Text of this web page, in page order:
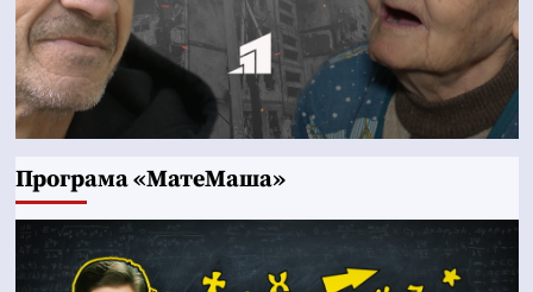
Програма «МатеМаша»